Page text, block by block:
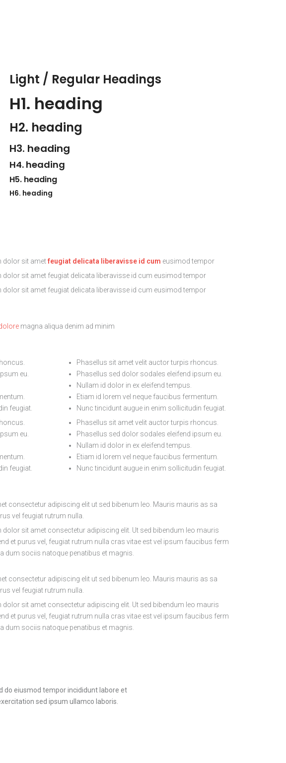
Light / Regular Headings
H1. heading
H2. heading
H3. heading
H4. heading
H5. heading
H6. heading
dolor sit ametfeugiat delicata liberavisse id cum eusimod tempor
dolor sit amet feugiat delicata liberavisse id cum eusimod tempor
dolor sit amet feugiat delicata liberavisse id cum eusimod tempor
magna aliqua denim ad minim
eu.
feugiat.
Phasellus sit amet velit auctor turpis rhoncus.
Phasellus sed dolor sodales eleifend ipsum eu.
Nullam id dolor in ex eleifend tempus.
Etiam id lorem vel neque faucibus fermentum.
Nunc tincidunt augue in enim sollicitudin feugiat.
eu.
feugiat.
Phasellus sit amet velit auctor turpis rhoncus.
Phasellus sed dolor sodales eleifend ipsum eu.
Nullam id dolor in ex eleifend tempus.
Etiam id lorem vel neque faucibus fermentum.
Nunc tincidunt augue in enim sollicitudin feugiat.
vel feugiat rutrum nulla.
dolor sit amet consectetur adipiscing elit. Ut sed bibendum leo mauris
et purus vel, feugiat rutrum nulla cras vitae est vel ipsum faucibus ferm
dum sociis natoque penatibus et magnis.
consectetur adipiscing elit ut sed bibenum leo. Mauris mauris as sa
vel feugiat rutrum nulla.
dolor sit amet consectetur adipiscing elit. Ut sed bibendum leo mauris
et purus vel, feugiat rutrum nulla cras vitae est vel ipsum faucibus ferm
dum sociis natoque penatibus et magnis.
do eiusmod tempor incididunt labore et
sed ipsum ullamco laboris.